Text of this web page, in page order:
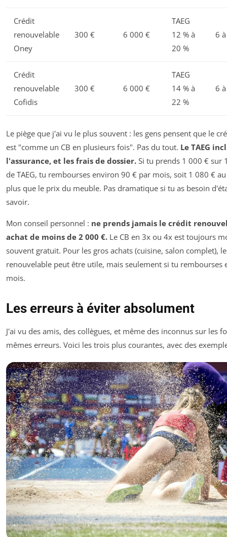
Crédit
renouvelable
Oney
300 € 6 000 €
TAEG
12 % à
20 %
6
Crédit
renouvelable
Cofidis
300 € 6 000 €
TAEG
14 % à
22 %
6
Le piège que j'ai vu le plus souvent : les gens pensent que le
est "comme un CB en plusieurs fois". Pas du tout. Le TAEG
l'assurance, et les frais de dossier. Si tu prends 1 000 € sur
de TAEG, tu rembourses environ 90 € par mois, soit 1 080 €
plus que le prix du meuble. Pas dramatique si tu as besoin
savoir.
Mon conseil personnel : ne prends jamais le crédit
achat de moins de 2 000 €. Le CB en 3x ou 4x est toujours
souvent gratuit. Pour les gros achats (cuisine, salon complet),
renouvelable peut être utile, mais seulement si tu rembourses
mois.
Les erreurs à éviter absolument
J'ai vu des amis, des collègues, et même des inconnus sur les
mêmes erreurs. Voici les trois plus courantes, avec des